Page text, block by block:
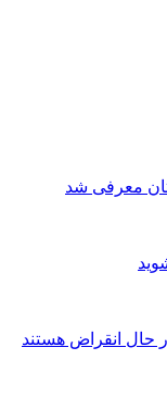
معرفی شد
حال انقراض هستند